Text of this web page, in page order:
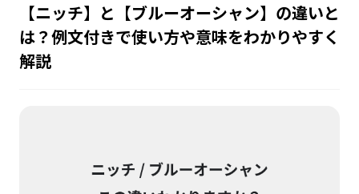
【ニッチ】と【ブルーオーシャン】の違いと
は？例文付きで使い方や意味をわかりやすく
解説